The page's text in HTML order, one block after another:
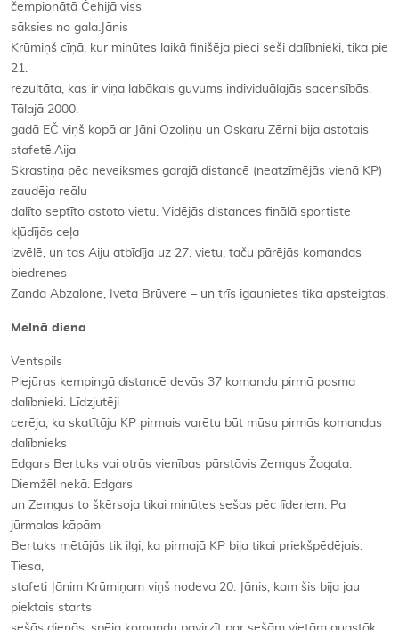
čempionātā Čehijā viss
sāksies no gala.Jānis
Krūmiņš cīņā, kur minūtes laikā finišēja pieci seši dalībnieki, tika pie
21.
rezultāta, kas ir viņa labākais guvums individuālajās sacensībās.
Tālajā 2000.
gadā EČ viņš kopā ar Jāni Ozoliņu un Oskaru Zērni bija astotais
stafetē.Aija
Skrastiņa pēc neveiksmes garajā distancē (neatzīmējās vienā KP)
zaudēja reālu
dalīto septīto astoto vietu. Vidējās distances finālā sportiste
kļūdījās ceļa
izvēlē, un tas Aiju atbīdīja uz 27. vietu, taču pārējās komandas
biedrenes –
Zanda Abzalone, Iveta Brūvere – un trīs igaunietes tika apsteigtas.
Melnā diena
Ventspils
Piejūras kempingā distancē devās 37 komandu pirmā posma
dalībnieki. Līdzjutēji
cerēja, ka skatītāju KP pirmais varētu būt mūsu pirmās komandas
dalībnieks
Edgars Bertuks vai otrās vienības pārstāvis Zemgus Žagata.
Diemžēl nekā. Edgars
un Zemgus to šķērsoja tikai minūtes sešas pēc līderiem. Pa
jūrmalas kāpām
Bertuks mētājās tik ilgi, ka pirmajā KP bija tikai priekšpēdējais.
Tiesa,
stafeti Jānim Krūmiņam viņš nodeva 20. Jānis, kam šis bija jau
piektais starts